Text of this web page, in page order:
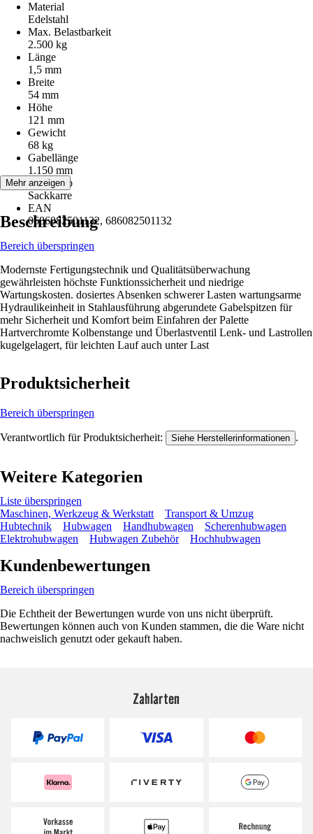
Material
Edelstahl
Max. Belastbarkeit
2.500 kg
Länge
1,5 mm
Breite
54 mm
Höhe
121 mm
Gewicht
68 kg
Gabellänge
1.150 mm
Artikeltyp
Sackkarre
EAN
0686082501132, 686082501132
Mehr anzeigen
Beschreibung
Bereich überspringen
Modernste Fertigungstechnik und Qualitätsüberwachung
gewährleisten höchste Funktionssicherheit und niedrige
Wartungskosten. dosiertes Absenken schwerer Lasten wartungsarme
Hydraulikeinheit in Stahlausführung abgerundete Gabelspitzen für
mehr Sicherheit und Komfort beim Einfahren der Palette
Hartverchromte Kolbenstange und Überlastventil Lenk- und Lastrollen
kugelgelagert, für leichten Lauf auch unter Last
Produktsicherheit
Bereich überspringen
Verantwortlich für Produktsicherheit: Siehe Herstellerinformationen .
Weitere Kategorien
Liste überspringen
Maschinen, Werkzeug & Werkstatt
Transport & Umzug
Hubtechnik
Hubwagen Handhubwagen
Scherenhubwagen
Elektrohubwagen
Hubwagen Zubehör Hochhubwagen
Kundenbewertungen
Bereich überspringen
Die Echtheit der Bewertungen wurde von uns nicht überprüft.
Bewertungen können auch von Kunden stammen, die die Ware nicht
nachweislich genutzt oder gekauft haben.
Zahlarten